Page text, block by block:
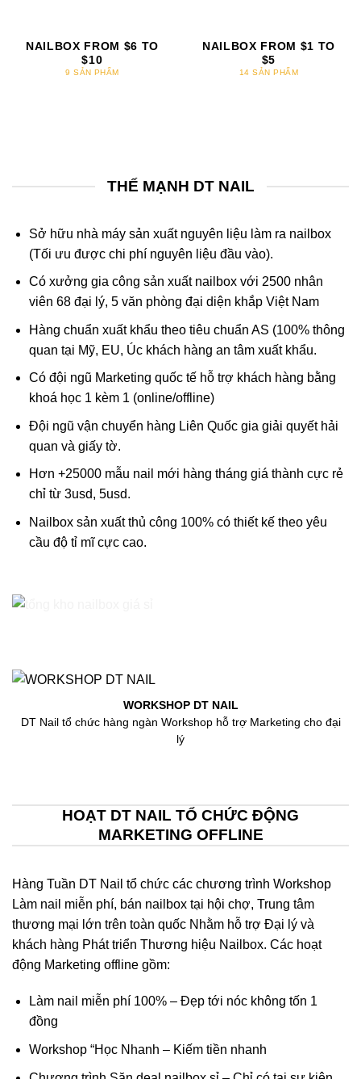
NAILBOX FROM $6 TO
$10
9 SẢN PHẨM
NAILBOX FROM $1 TO
$5
14 SẢN PHẨM
THẾ MẠNH DT NAIL
Sở hữu nhà máy sản xuất nguyên liệu làm ra nailbox
(Tối ưu được chi phí nguyên liệu đầu vào).
Có xưởng gia công sản xuất nailbox với 2500 nhân
viên 68 đại lý, 5 văn phòng đại diện khắp Việt Nam
Hàng chuẩn xuất khẩu theo tiêu chuẩn AS (100% thông
quan tại Mỹ, EU, Úc khách hàng an tâm xuất khẩu.
Có đội ngũ Marketing quốc tế hỗ trợ khách hàng bằng
khoá học 1 kèm 1 (online/offline)
Đội ngũ vận chuyển hàng Liên Quốc gia giải quyết hải
quan và giấy tờ.
Hơn +25000 mẫu nail mới hàng tháng giá thành cực rẻ
chỉ từ 3usd, 5usd.
Nailbox sản xuất thủ công 100% có thiết kế theo yêu
cầu độ tỉ mĩ cực cao.
WORKSHOP DT NAIL
DT Nail tổ chức hàng ngàn Workshop hỗ trợ Marketing cho đại
lý
HOẠT DT NAIL TỔ CHỨC ĐỘNG
MARKETING OFFLINE
Hàng Tuần DT Nail tổ chức các chương trình Workshop
Làm nail miễn phí, bán nailbox tại hội chợ, Trung tâm
thương mại lớn trên toàn quốc Nhằm hỗ trợ Đại lý và
khách hàng Phát triển Thương hiệu Nailbox. Các hoạt
động Marketing offline gồm:
Làm nail miễn phí 100% – Đẹp tới nóc không tốn 1
đồng
Workshop “Học Nhanh – Kiếm tiền nhanh